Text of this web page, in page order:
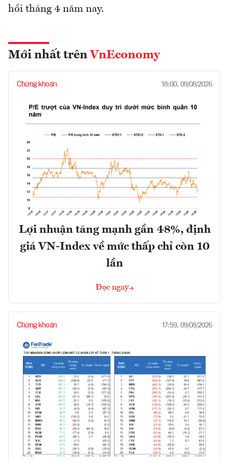
hồi tháng 4 năm nay.
Mới nhất trên VnEconomy
Chứng khoán 18:00, 09/08/2026
Lợi nhuận tăng mạnh gần 48%, định
giá VN-Index về mức thấp chỉ còn 10
lần
Đọc ngay
Chứng khoán 17:59, 09/08/2026